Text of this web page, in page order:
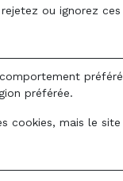
ou ignorez ces
préféré
préférée.
cookies, mais le site